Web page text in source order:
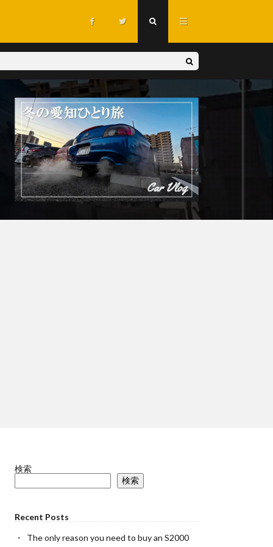
検索
検索
Recent Posts
The only reason you need to buy an S2000